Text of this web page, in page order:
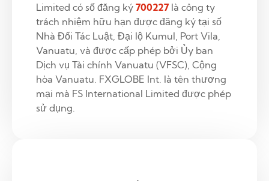
Limited có số đăng ký 700227 là công ty
trách nhiệm hữu hạn được đăng ký tại số
Nhà Đối Tác Luật, Đại lộ Kumul, Port Vila,
Vanuatu, và được cấp phép bởi Ủy ban
Dịch vụ Tài chính Vanuatu (VFSC), Cộng
hòa Vanuatu. FXGLOBE Int. là tên thương
mại mà FS International Limited được phép
sử dụng.